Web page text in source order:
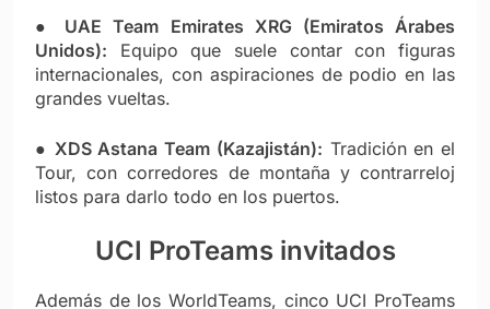
● UAE Team Emirates XRG (Emiratos Árabes
Unidos): Equipo que suele contar con figuras
internacionales, con aspiraciones de podio en las
grandes vueltas.
● XDS Astana Team (Kazajistán): Tradición en el
Tour, con corredores de montaña y contrarreloj
listos para darlo todo en los puertos.
UCI ProTeams invitados
Además de los WorldTeams, cinco UCI ProTeams